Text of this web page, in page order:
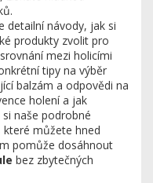
detailní návody, jak si
produkty zvolit pro
mezi holicími
tipy na výběr
balzám a odpovědi na
holení a jak
naše podrobné
můžete hned
pomůže dosáhnout
bez zbytečných